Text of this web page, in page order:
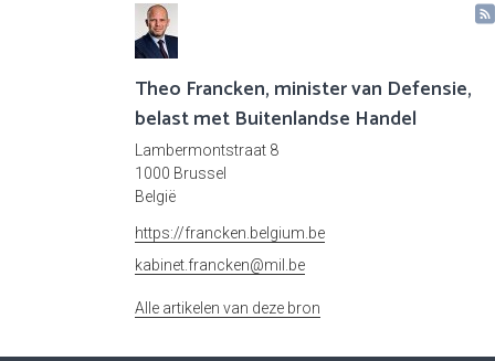
Theo Francken, minister van Defensie,
belast met Buitenlandse Handel
Lambermontstraat 8
1000 Brussel
België
https://francken.belgium.be
kabinet.francken@mil.be
Alle artikelen van deze bron